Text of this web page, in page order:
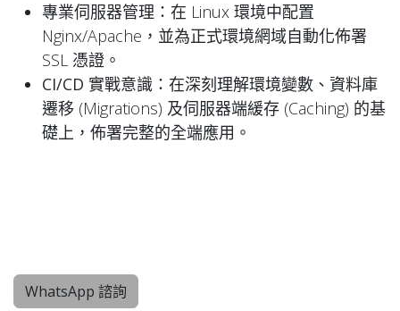
專業伺服器管理 ：在 Linux 環境中配置
Nginx/Apache，並為正式環境網域自動化佈署
SSL 憑證。
CI/CD 實戰意識 ：在深刻理解環境變數、資料庫
遷移 (Migrations) 及伺服器端緩存 (Caching) 的基
礎上，佈署完整的全端應用。
WhatsApp 諮詢